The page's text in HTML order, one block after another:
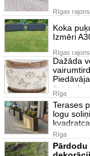
Rīgas rajons
Koka
Izmēri
Rīgas rajons
Dažāda
āra puķu
Rīga
Terases
logu
Rīga